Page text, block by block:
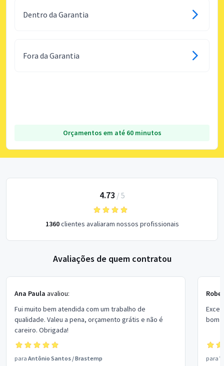
Dentro da Garantia
Fora da Garantia
Orçamentos em até 60 minutos
4.73 / 5
1360clientes avaliaram nossos profissionais
Avaliações de quem contratou
Ana Paula avaliou:
Fui muito bem atendida com um trabalho de
qualidade. Valeu a pena, orçamento grátis e não é
careiro. Obrigada!
para Antônio Santos /Brastemp
bom
para